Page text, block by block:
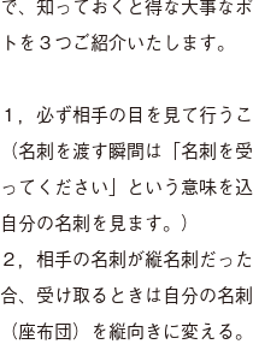
トを３つご紹介いたします。
１，必ず相手の目を見て行う
（名刺を渡す瞬間は「名刺を
ってください」という意味を
自分の名刺を見ます。）
２，相手の名刺が縦名刺だっ
合、受け取るときは自分の名
（座布団）を縦向きに変える。